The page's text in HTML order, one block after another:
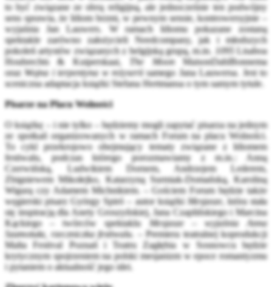
to być związane ze sferą religijną, ale jednocześnie ten podwójny
sens sprawia, że Idiom brzmi, w pewnym sensie, kontrowersyjnie –
wyjaśnia Jan Lauwers. W ramach Idiomu pokazane zostaną
spektakle zarówno założycieli Needcompany, jak i młodszych
pokoleń artystów związanych z belgijską grupą, m.in. 1095
Lisaboa
Houbrechts & Kuiperskaai,
The MoonMaisonDahlBonnema
oraz Wojna i terpentyna w reżyserii samego Jana Lauwersa. Jest to
sceniczna adaptacja książki Stefana Hertmansa o tym samym tytule.
Pisarze na Placu Wolności
O książkę – i nie tylko – będziemy mogli zapytać pisarza na jednym
ze spotkań organizowanych w ramach Forum na placu Wolności.
To cykl przekrojowo obejmujący tematy związane z Idiomem
festiwalu, podczas którego porozmawiamy z m.in.: Anną
Czerwińską, Ludwikiem Dornem, Andrzejem Lederem,
Zbigniewem Mikołejko, Katarzyną Surmiak-Domańską, Karoliną
Wigurą czy Adamem Michnikiem. – Gościem Forum będzie także
węgierski pisarz György Spiró – autor książki Mesjasze, która stała
się inspiracją dla Anety Groszyńskiej, Jana Czaplińskiego i Marcina
Kąckiego – twórców spektaklu
Mesjasze
wyjaśnia Anna
Szamotuła, rzeczniczka festiwalu. –
Premiera teatralnej koprodukcji
Malta Festival Poznań i Teatru Zagłębia w Sosnowcu będzie
krytycznym spojrzeniem na polski mesjanizm w epoce romantyzmu
i pytaniem o aktualność jego idei.